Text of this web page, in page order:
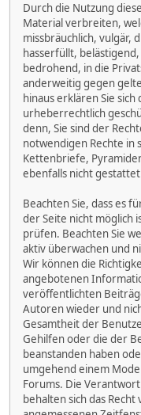
Durch die Nutzung
Material verbreiten,
missbräuchlich, vulgär,
hasserfüllt,
bedrohend, in die
anderweitig gegen
hinaus erklären Sie
urheberrechtlich
denn, Sie sind der
notwendigen Rechte in
Kettenbriefe,
ebenfalls nicht
Beachten Sie, dass es
der Seite nicht möglich
prüfen. Beachten Sie
aktiv überwachen und
Wir können die
angebotenen
veröffentlichten
Autoren wieder und
Gesamtheit der
Gehilfen oder die der
beanstanden haben
umgehend einem
Forums. Die
behalten sich das